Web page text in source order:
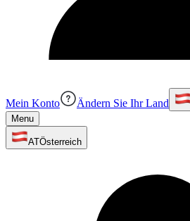
Mein Konto Ändern Sie Ihr Land
Menu
ATÖsterreich